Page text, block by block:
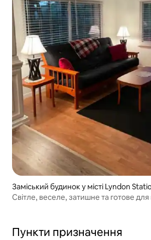
Заміський будинок у місті Lyndon
Світле, веселе, затишне та готове
Пункти призначення